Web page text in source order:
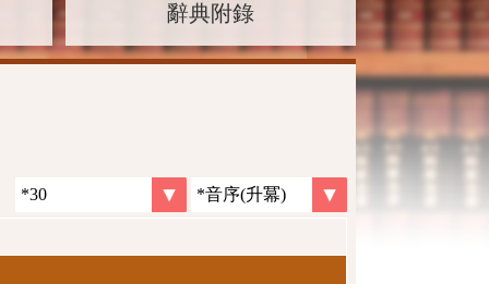
辭典附錄